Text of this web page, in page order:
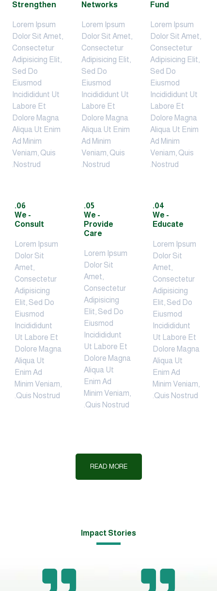
Networks
Lorem Ipsum
Dolor Sit Amet,
Consectetur
Adipisicing Elit,
Sed Do
Eiusmod
Incidididunt Ut
Labore Et
Dolore Magna
Aliqua Ut Enim
Ad Minim
Veniam, Quis
Nostrud.
Strengthen
Lorem Ipsum
Dolor Sit Amet,
Consectetur
Adipisicing Elit,
Sed Do
Eiusmod
Incidididunt Ut
Labore Et
Dolore Magna
Aliqua Ut Enim
Ad Minim
Veniam, Quis
Nostrud.
- We
Provide
Lorem Ipsum
Dolor Sit
Amet,
Consectetur
Adipisicing
Elit, Sed Do
Eiusmod
Incidididunt
Ut Labore Et
Dolore Magna
Aliqua Ut
Enim Ad
Minim Veniam,
- We
Consult
Dolor Sit
Amet,
Consectetur
Adipisicing
Elit, Sed Do
Eiusmod
Incidididunt
Ut Labore Et
Dolore Magna
Aliqua Ut
Enim Ad
Minim Veniam,
Quis Nostrud.